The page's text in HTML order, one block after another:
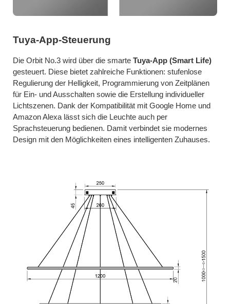
Tuya-App-Steuerung
Die Orbit No.3 wird über die smarte Tuya-App (Smart Life)
gesteuert. Diese bietet zahlreiche Funktionen: stufenlose
Regulierung der Helligkeit, Programmierung von Zeitplänen
für Ein- und Ausschalten sowie die Erstellung individueller
Lichtszenen. Dank der Kompatibilität mit Google Home und
Amazon Alexa lässt sich die Leuchte auch per
Sprachsteuerung bedienen. Damit verbindet sie modernes
Design mit den Möglichkeiten eines intelligenten Zuhauses.